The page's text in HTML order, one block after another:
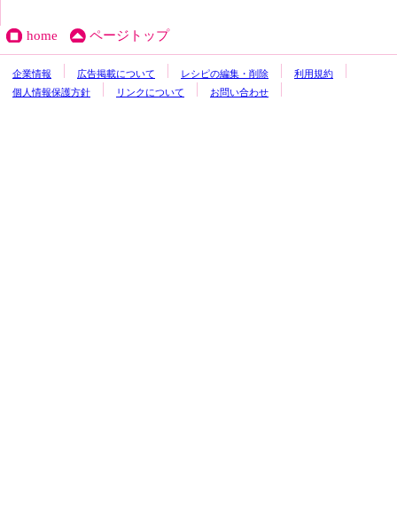
home ページトップ
企業情報 広告掲載について レシピの編集・削除
利用規約
個人情報保護方針
リンクについて お問い合わせ